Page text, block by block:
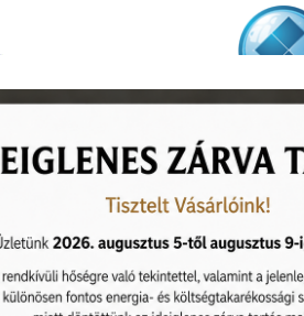
képgalériabemutatkozásüzleteink